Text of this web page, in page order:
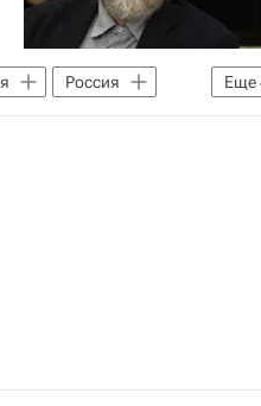
Еще
Россия
художеств